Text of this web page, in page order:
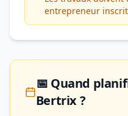
entrepreneur
📅 Quand
Bertrix ?